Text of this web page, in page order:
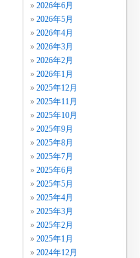
2026年6月
2026年5月
2026年4月
2026年3月
2026年2月
2026年1月
2025年12月
2025年11月
2025年10月
2025年9月
2025年8月
2025年7月
2025年6月
2025年5月
2025年4月
2025年3月
2025年2月
2025年1月
2024年12月